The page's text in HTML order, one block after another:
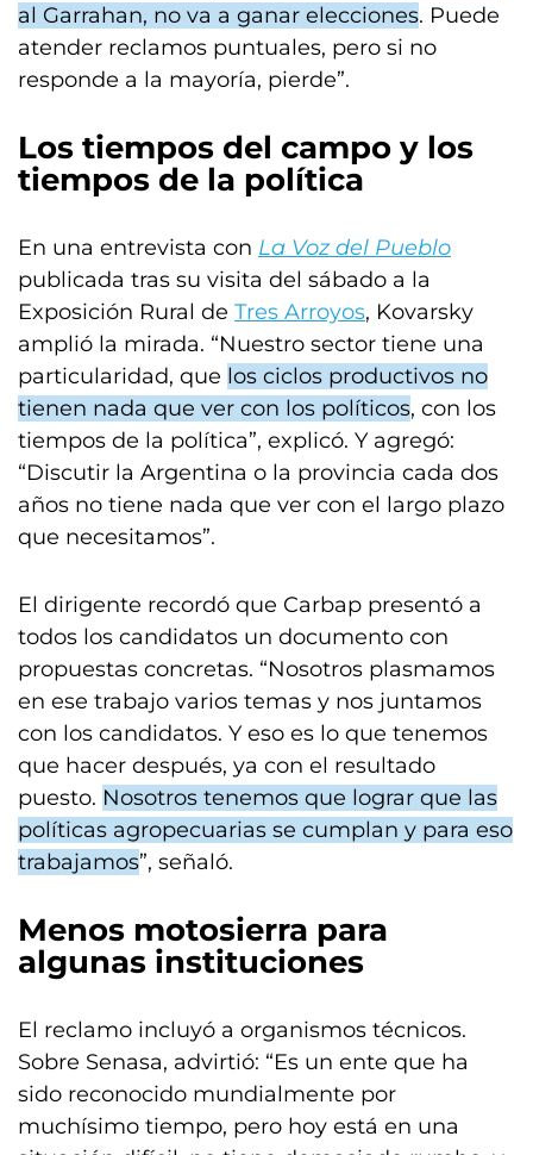
al Garrahan, no va a ganar elecciones. Puede
atender reclamos puntuales, pero si no
responde a la mayoría, pierde”.
Los tiempos del campo y los
tiempos de la política
En una entrevista con La Voz del Pueblo
publicada tras su visita del sábado a la
Exposición Rural de Tres Arroyos, Kovarsky
amplió la mirada. “Nuestro sector tiene una
particularidad, que los ciclos productivos no
tienen nada que ver con los políticos, con los
tiempos de la política”, explicó. Y agregó:
“Discutir la Argentina o la provincia cada dos
años no tiene nada que ver con el largo plazo
que necesitamos”.
El dirigente recordó que Carbap presentó a
todos los candidatos un documento con
propuestas concretas. “Nosotros plasmamos
en ese trabajo varios temas y nos juntamos
con los candidatos. Y eso es lo que tenemos
que hacer después, ya con el resultado
puesto. Nosotros tenemos que lograr que las
políticas agropecuarias se cumplan y para eso
trabajamos”, señaló.
Menos motosierra para
algunas instituciones
El reclamo incluyó a organismos técnicos.
Sobre Senasa, advirtió: “Es un ente que ha
sido reconocido mundialmente por
muchísimo tiempo, pero hoy está en una